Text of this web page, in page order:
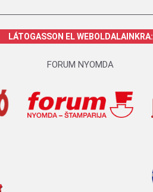
LÁTOGASSON EL WEBOLDALAINKRA:
FORUM NYOMDA